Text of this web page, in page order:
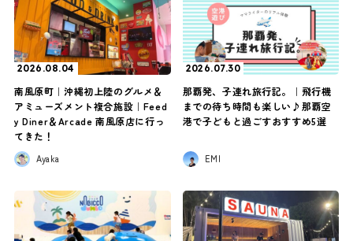
2026.08.04
南風原町｜沖縄初上陸のグルメ＆
アミューズメント複合施設｜Feed
y Diner＆Arcade 南風原店に行っ
てきた！
Ayaka
2026.07.30
那覇発、子連れ旅行記。｜飛行機
までの待ち時間も楽しい♪那覇空
港で子どもと過ごすおすすめ5選
EMI